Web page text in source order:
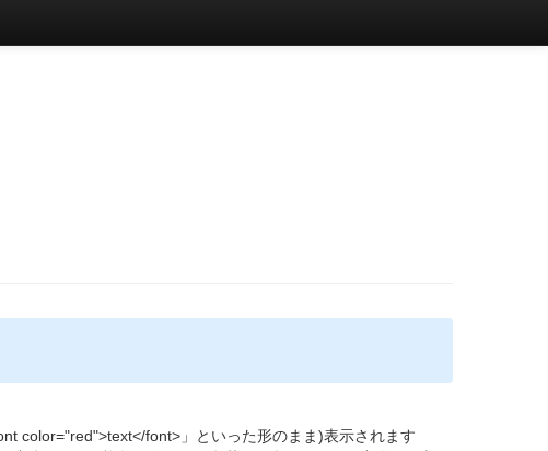
color="red">text</font>」といった形のまま)表示されます